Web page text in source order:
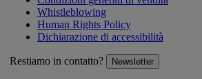
Whistleblowing
Human Rights Policy
Dichiarazione di accessibilità
Restiamo in contatto? Newsletter